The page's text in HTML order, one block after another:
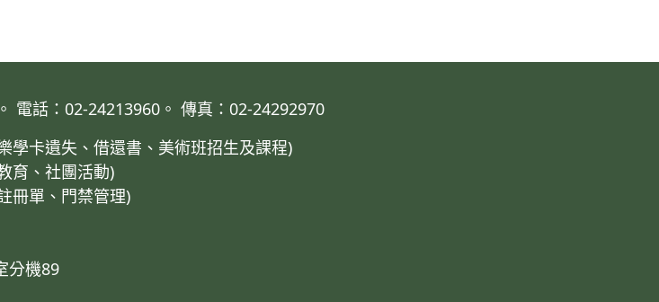
電話：02-24213960。 傳真：02-24292970
學卡遺失、借還書、美術班招生及課程)
育、社團活動)
冊單、門禁管理)
分機89